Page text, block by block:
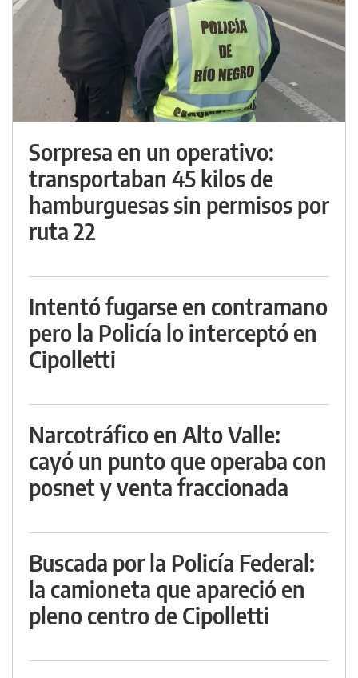
Sorpresa en un operativo:
transportaban 45 kilos de
hamburguesas sin permisos por
ruta 22
Intentó fugarse en contramano
pero la Policía lo interceptó en
Cipolletti
Narcotráfico en Alto Valle:
cayó un punto que operaba con
posnet y venta fraccionada
Buscada por la Policía Federal:
la camioneta que apareció en
pleno centro de Cipolletti